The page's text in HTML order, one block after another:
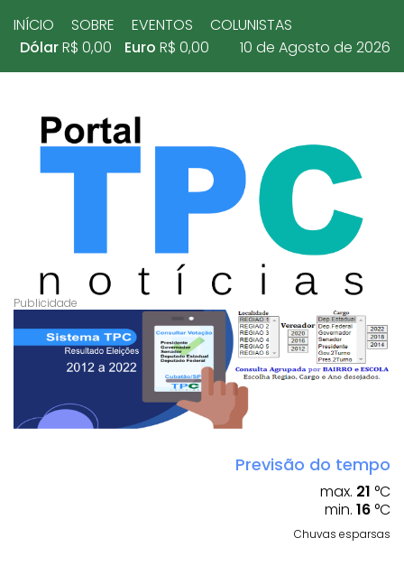
INÍCIO SOBRE EVENTOS
COLUNISTAS
DólarR$ 0,00 Euro R$ 0,00 10 de Agosto de 2026
Previsão do tempo
max. 21 °C
min. 16 °C
Chuvas esparsas